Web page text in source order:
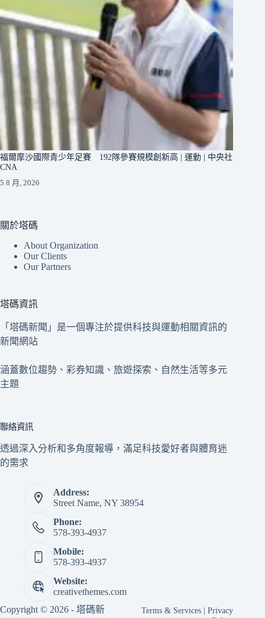
福爾摩沙國際青少年足賽 192隊參賽規模創新高 | 運動 | 中央社
CNA
5 8 月, 2026
關於塔碼
About Organization
Our Clients
Our Partners
塔碼資訊
「塔碼新聞」是一個專注於提供科技與運動相關資訊的
新聞網站
涵蓋數位趨勢、彩券知識、旅遊探索、自然生活等多元
主題
聯絡資訊
透過深入分析和多角度報導，滿足科技愛好者與體育迷
的需求
Address:
Street Name, NY 38954
Phone:
578-393-4937
Mobile:
578-393-4937
Website:
creativethemes.com
Copyright © 2026 - 塔碼新
Terms & Services |Privacy